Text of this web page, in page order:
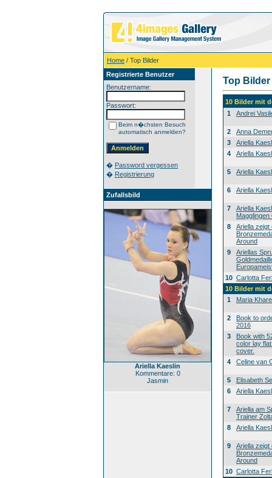
Home / Top Bilder
Registrierte Benutzer
Benutzername:
Passwort:
Beim n�chsten Besuch
automatisch anmelden?
� Password vergessen
� Registrierung
Zufallsbild
Ariella Kaeslin
Kommentare: 0
Jasmin
Top Bilder
10 Bilder mit
1
Andrei
2
Anna
3
Ariella
4
Ariella
5 Ariella
6 Ariella
7
Ariella
Magglingen
8
Ariella zeigt
Around
9
Ariellas
10 Carlotta
10 Bilder mit
1
Maria
2
Book to
2016
3
Book with
color lay
cover.
4
Celine van
5
Elisabeth
6
Ariella
7
Ariella am
Trainer
8
Ariella
9
Ariella zeigt
Around
10 Carlotta